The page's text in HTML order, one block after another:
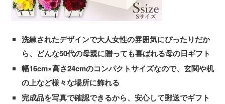
洗練されたデザインで大人女性の雰囲気にぴったりだか
ら、どんな50代の母親に贈っても喜ばれる母の日ギフト
幅16cm×高さ24cmのコンパクトサイズなので、玄関や机
の上など様々な場所に飾れる
完成品を写真で確認できるから、安心して郵送でギフト